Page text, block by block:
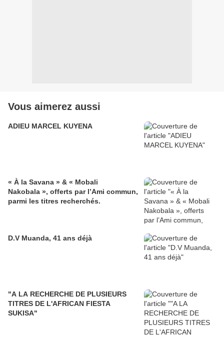
Vous aimerez aussi
ADIEU MARCEL KUYENA
« À la Savana » & « Mobali
Nakobala », offerts par l’Ami commun,
parmi les titres recherchés.
D.V Muanda, 41 ans déjà
"A LA RECHERCHE DE PLUSIEURS
TITRES DE L'AFRICAN FIESTA
SUKISA"